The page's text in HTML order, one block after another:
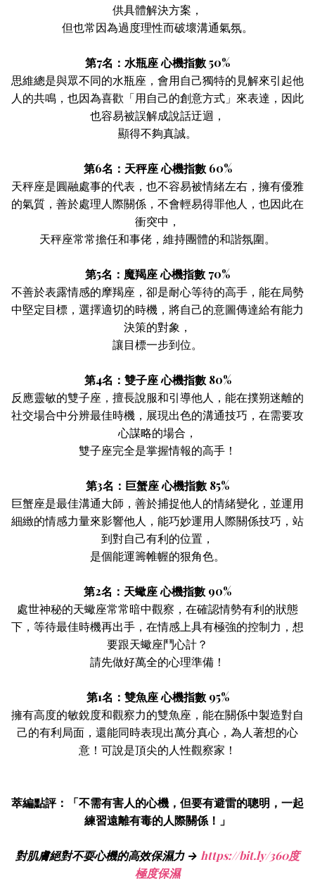
供具體解決方案，
但也常因為過度理性而破壞溝通氣氛。
第7名：水瓶座 心機指數 50%
思維總是與眾不同的水瓶座，會用自己獨特的見解來引起他
人的共鳴，也因為喜歡「用自己的創意方式」來表達，因此
也容易被誤解成說話迂迴，
顯得不夠真誠。
第6名：天秤座 心機指數 60%
天秤座是圓融處事的代表，也不容易被情緒左右，擁有優雅
的氣質，善於處理人際關係，不會輕易得罪他人，也因此在
衝突中，
天秤座常常擔任和事佬，維持團體的和諧氛圍。
第5名：魔羯座 心機指數 70%
不善於表露情感的摩羯座，卻是耐心等待的高手，能在局勢
中堅定目標，選擇適切的時機，將自己的意圖傳達給有能力
決策的對象，
讓目標一步到位。
第4名：雙子座 心機指數 80%
反應靈敏的雙子座，擅長說服和引導他人，能在撲朔迷離的
社交場合中分辨最佳時機，展現出色的溝通技巧，在需要攻
心謀略的場合，
雙子座完全是掌握情報的高手！
第3名：巨蟹座 心機指數 85%
巨蟹座是最佳溝通大師，善於捕捉他人的情緒變化，並運用
細緻的情感力量來影響他人，能巧妙運用人際關係技巧，站
到對自己有利的位置，
是個能運籌帷幄的狠角色。
第2名：天蠍座 心機指數 90%
處世神秘的天蠍座常常暗中觀察，在確認情勢有利的狀態
下，等待最佳時機再出手，在情感上具有極強的控制力，想
要跟天蠍座鬥心計？
請先做好萬全的心理準備！
第1名：雙魚座 心機指數 95%
擁有高度的敏銳度和觀察力的雙魚座，能在關係中製造對自
己的有利局面，還能同時表現出萬分真心，為人著想的心
意！可說是頂尖的人性觀察家！
萃編點評：「不需有害人的心機，但要有避雷的聰明，一起
練習遠離有毒的人際關係！」
對肌膚絕對不耍心機的高效保濕力 → https://bit.ly/360度
極度保濕